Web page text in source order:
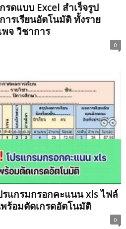
ดแบบ Excel สำเร็จรูป
รเรียนอัตโนมัติ ทั้งราย
พจ วิชาการ
0
แกรมกรอกคะแนน xls ไฟล์
ร้อมตัดเกรดอัตโนมัติ
0